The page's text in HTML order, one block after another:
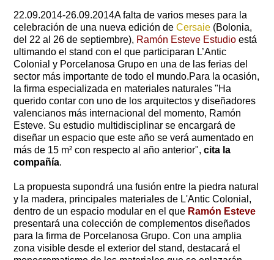
22.09.2014-26.09.2014A falta de varios meses para la
celebración de una nueva edición deCersaie (Bolonia,
del 22 al 26 de septiembre), Ramón Esteve Estudio está
ultimando el stand con el que participaran L’Antic
Colonial y Porcelanosa Grupo en una de las ferias del
sector más importante de todo el mundo.Para la ocasión,
la firma especializada en materiales naturales "Ha
querido contar con uno de los arquitectos y diseñadores
valencianos más internacional del momento, Ramón
Esteve. Su estudio multidisciplinar se encargará de
diseñar un espacio que este año se verá aumentado en
más de 15 m² con respecto al año anterior",cita la
compañía.
La propuesta supondrá una fusión entre la piedra natural
y la madera, principales materiales de L'Antic Colonial,
dentro de un espacio modular en el que Ramón Esteve
presentará una colección de complementos diseñados
para la firma de Porcelanosa Grupo. Con una amplia
zona visible desde el exterior del stand, destacará el